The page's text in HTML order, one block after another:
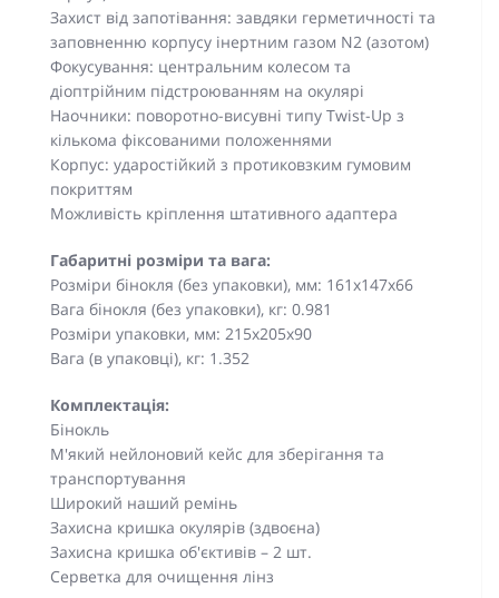
Захист від запотівання: завдяки герметичності та
заповненню корпусу інертним газом N2 (азотом)
Фокусування: центральним колесом та
діоптрійним підстроюванням на окулярі
Наочники: поворотно-висувні типу Twist-Up з
кількома фіксованими положеннями
Корпус: ударостійкий з протиковзким гумовим
покриттям
Можливість кріплення штативного адаптера
Габаритні розміри та вага:
Розміри бінокля (без упаковки), мм: 161х147х66
Вага бінокля (без упаковки), кг: 0.981
Розміри упаковки, мм: 215х205х90
Вага (в упаковці), кг: 1.352
Комплектація:
Бінокль
М'який нейлоновий кейс для зберігання та
транспортування
Широкий наший ремінь
Захисна кришка окулярів (здвоєна)
Захисна кришка об'єктивів – 2 шт.
Серветка для очищення лінз